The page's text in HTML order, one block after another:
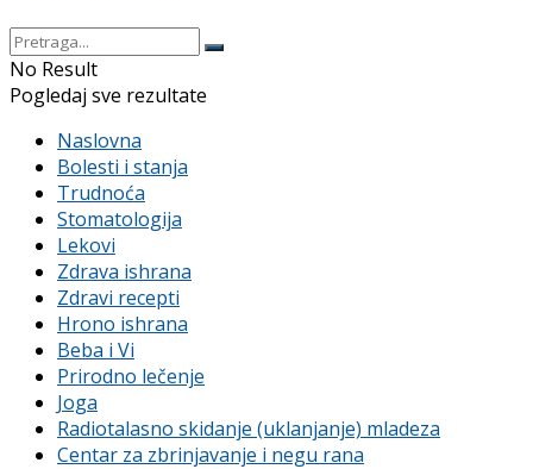
No Result
Pogledaj sve rezultate
Naslovna
Bolesti i stanja
Trudnoća
Stomatologija
Lekovi
Zdrava ishrana
Zdravi recepti
Hrono ishrana
Beba i Vi
Prirodno lečenje
Joga
Radiotalasno skidanje (uklanjanje) mladeza
Centar za zbrinjavanje i negu rana